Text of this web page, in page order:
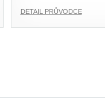
DETAIL PRŮVODCE